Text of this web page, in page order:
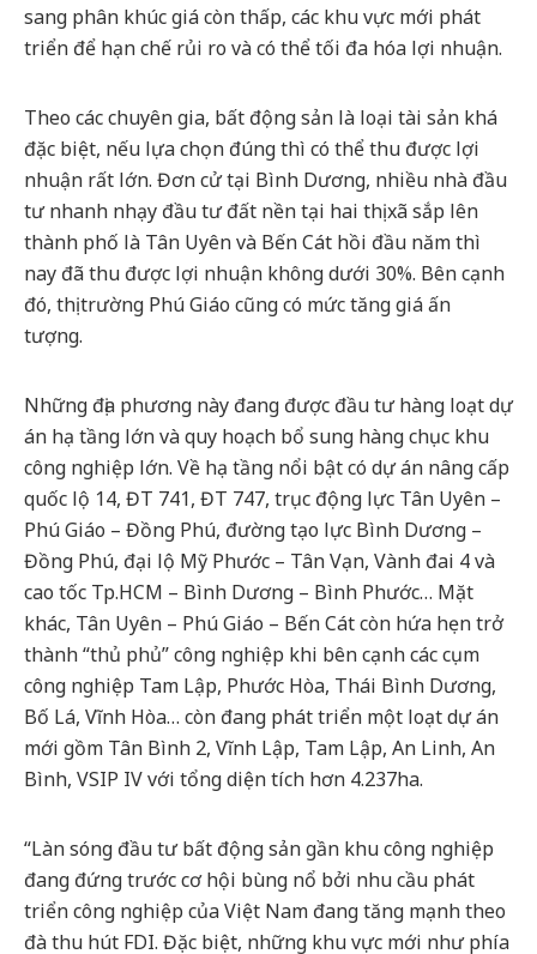
sang phân khúc giá còn thấp, các khu vực mới phát
triển để hạn chế rủi ro và có thể tối đa hóa lợi nhuận.
Theo các chuyên gia, bất động sản là loại tài sản khá
đặc biệt, nếu lựa chọn đúng thì có thể thu được lợi
nhuận rất lớn. Đơn cử tại Bình Dương, nhiều nhà đầu
tư nhanh nhạy đầu tư đất nền tại hai thị xã sắp lên
thành phố là Tân Uyên và Bến Cát hồi đầu năm thì
nay đã thu được lợi nhuận không dưới 30%. Bên cạnh
đó, thị trường Phú Giáo cũng có mức tăng giá ấn
tượng.
Những địa phương này đang được đầu tư hàng loạt dự
án hạ tầng lớn và quy hoạch bổ sung hàng chục khu
công nghiệp lớn. Về hạ tầng nổi bật có dự án nâng cấp
quốc lộ 14, ĐT 741, ĐT 747, trục động lực Tân Uyên –
Phú Giáo – Đồng Phú, đường tạo lực Bình Dương –
Đồng Phú, đại lộ Mỹ Phước – Tân Vạn, Vành đai 4 và
cao tốc Tp.HCM – Bình Dương – Bình Phước… Mặt
khác, Tân Uyên – Phú Giáo – Bến Cát còn hứa hẹn trở
thành “thủ phủ” công nghiệp khi bên cạnh các cụm
công nghiệp Tam Lập, Phước Hòa, Thái Bình Dương,
Bố Lá, Vĩnh Hòa… còn đang phát triển một loạt dự án
mới gồm Tân Bình 2, Vĩnh Lập, Tam Lập, An Linh, An
Bình, VSIP IV với tổng diện tích hơn 4.237ha.
“Làn sóng đầu tư bất động sản gần khu công nghiệp
đang đứng trước cơ hội bùng nổ bởi nhu cầu phát
triển công nghiệp của Việt Nam đang tăng mạnh theo
đà thu hút FDI. Đặc biệt, những khu vực mới như phía